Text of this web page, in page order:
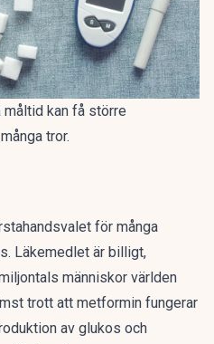
kan få större
tror.
för många
Läkemedlet är billigt,
människor världen
trott att metformin fungerar
av glukos och